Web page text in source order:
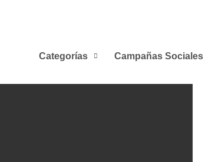
Categorías Campañas Sociales